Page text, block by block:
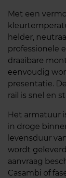
Met een
helder,
professionele
draaibare
eenvoudig
presentatie.
rail is snel en
Het armatuur
in droge
levensduur
wordt
aanvraag
Casambi of